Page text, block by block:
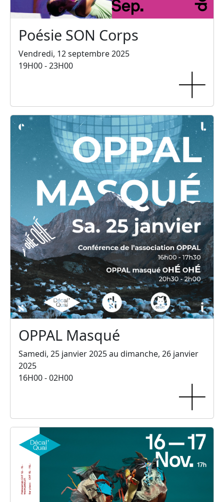
Poésie SON Corps
Vendredi, 12 septembre 2025
19H00 - 23H00
OPPAL Masqué
Samedi, 25 janvier 2025 au dimanche, 26 janvier
2025
16H00 - 02H00